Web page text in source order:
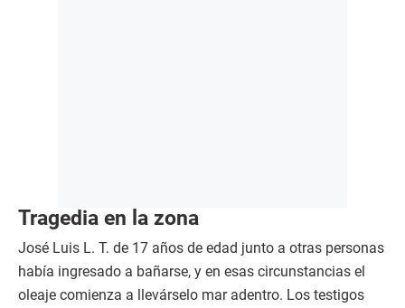
Tragedia en la zona
José Luis L. T. de 17 años de edad junto a otras personas
había ingresado a bañarse, y en esas circunstancias el
oleaje comienza a llevárselo mar adentro. Los testigos